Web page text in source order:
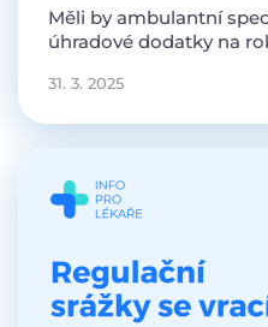
Měli by ambulantní
úhradové dodatky na
31. 3. 2025